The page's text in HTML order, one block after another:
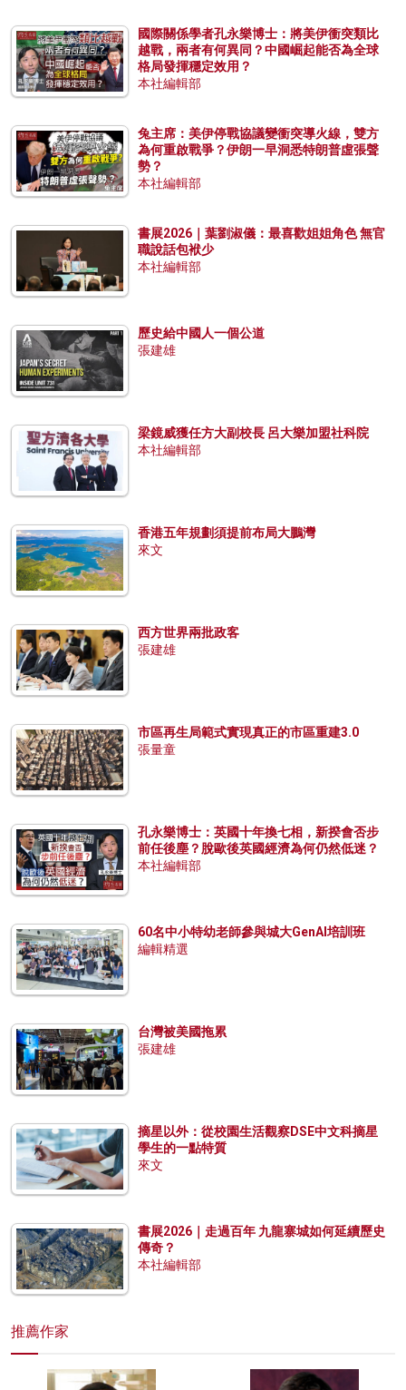
國際關係學者孔永樂博士：將美伊衝突類比
越戰，兩者有何異同？中國崛起能否為全球
格局發揮穩定效用？
本社編輯部
兔主席：美伊停戰協議變衝突導火線，雙方
為何重啟戰爭？伊朗一早洞悉特朗普虛張聲
勢？
本社編輯部
書展2026｜葉劉淑儀：最喜歡姐姐角色 無官
職說話包袱少
本社編輯部
歷史給中國人一個公道
張建雄
梁鏡威獲任方大副校長 呂大樂加盟社科院
本社編輯部
香港五年規劃須提前布局大鵬灣
來文
西方世界兩批政客
張建雄
市區再生局範式實現真正的市區重建3.0
張量童
孔永樂博士：英國十年換七相，新揆會否步
前任後塵？脫歐後英國經濟為何仍然低迷？
本社編輯部
60名中小特幼老師參與城大GenAI培訓班
編輯精選
台灣被美國拖累
張建雄
摘星以外：從校園生活觀察DSE中文科摘星
學生的一點特質
來文
書展2026｜走過百年 九龍寨城如何延續歷史
傳奇？
本社編輯部
推薦作家